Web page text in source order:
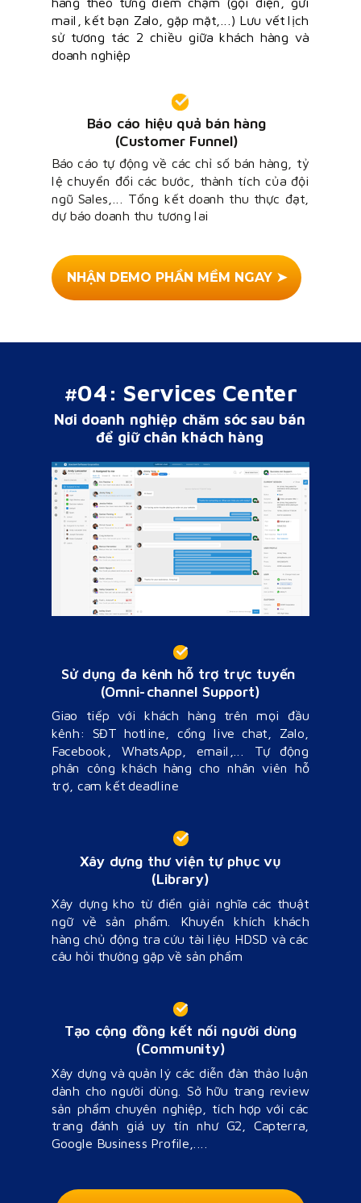
Báo cáo hiệu quả bán hàng
(Customer Funnel)
NHẬN DEMO PHẦN MỀM NGAY ➤
Xây dựng thư viện tự phục vụ
(Library)
Sử dụng đa kênh hỗ trợ trực tuyến
(Omni-channel Support)
Tạo cộng đồng kết nối người dùng
(Community)
Nơi doanh nghiệp chăm sóc sau bán
để giữ chân khách hàng
#04: Services Center
mail, kết bạn Zalo, gặp mặt,...) Lưu vết lịch
sử tương tác 2 chiều giữa khách hàng và
doanh nghiệp
Giao tiếp với khách hàng trên mọi đầu
kênh: SĐT hotline,cổng live chat, Zalo,
Facebook,
WhatsApp, email,... Tự động
phân công khách hàng cho nhân viên hỗ
trợ, cam kết deadline
Xây dựng kho từ điển giải nghĩa các thuật
ngữ về sản phẩm. Khuyến khích khách
hàng chủ động tra cứu tài liệu HDSD và các
câu hỏi thường gặp về sản phẩm
Xây dựng và quản lý các diễn đàn thảo luận
dành cho người dùng.Sở hữu trang review
sản phẩm chuyên nghiệp, tích hợp với các
trang đánh giá uy tín như G2, Capterra,
Google Business Profile,....
Báo cáo tự động về các chỉ số bán hàng, tỷ
lệ chuyển đổi các bước, thành tích của đội
ngũ Sales,... Tổng kết doanh thu thực đạt,
dự báo doanh thu tương lai